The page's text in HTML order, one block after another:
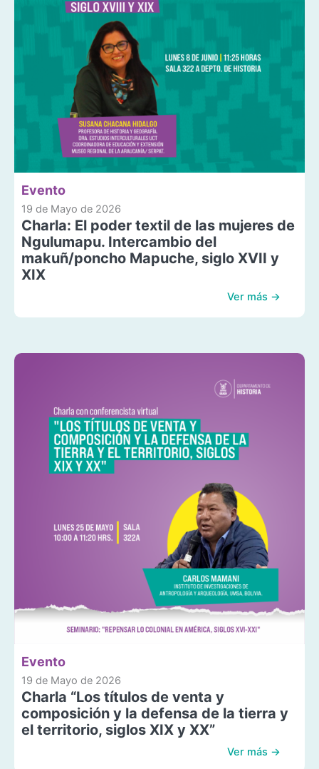
Evento
19 de Mayo de 2026
Charla: El poder textil de las mujeres de
Ngulumapu. Intercambio del
makuñ/poncho Mapuche, siglo XVII y
XIX
Ver más →
Evento
19 de Mayo de 2026
Charla “Los títulos de venta y
composición y la defensa de la tierra y
el territorio, siglos XIX y XX”
Ver más →